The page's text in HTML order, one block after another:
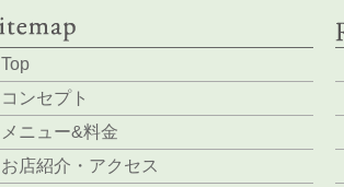
Top
コンセプト
メニュー&料金
お店紹介・アクセス